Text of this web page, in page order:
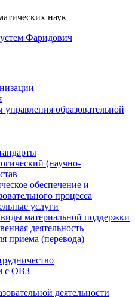
наук
Фаридович
образовательной
(научно-
обеспечение и
процесса
услуги
материальной поддержки
деятельность
приема (перевода)
с ОВЗ
деятельности